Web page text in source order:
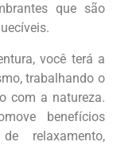
que são
você terá a
trabalhando o
com a natureza.
benefícios
relaxamento,